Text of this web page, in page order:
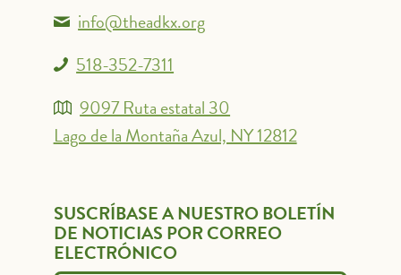
info@theadkx.org
518-352-7311
9097 Ruta estatal 30
Lago de la Montaña Azul, NY 12812
SUSCRÍBASE A NUESTRO BOLETÍN
DE NOTICIAS POR CORREO
ELECTRÓNICO